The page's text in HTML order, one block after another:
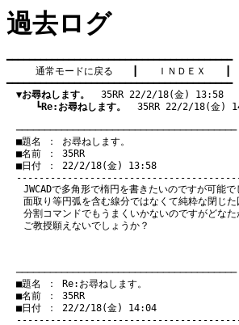
過去ログ
Ｐａｇｅ
━━━━━━━━━━━━━━━━━━━━━━━━━━━━━━━━━━━━━━━━
通常モードに戻る
ＩＮＤＥＸ
━━━━━━━━━━━━━━━━━━━━━━━━━━━━━━━━━━━━━━━━
▼お尋ねします。
  35RR 22/2/18(金) 13:58
┗Re:お尋ねします。
35RR 22/2/18(金)
───────────────────────────────────────
■題名 ： お尋ねします。
■名前 ： 35RR
■日付 ： 22/2/18(金) 13:58
JWCADで多角形で楕円を書きたいのですが可能で
面取り等円弧を含む線分ではなくて純粋な閉じ
分割コマンドでもうまくいかないのですがどな
ご教授願えないでしょうか？
───────────────────────────────────────
■題名 ： Re:お尋ねします。
■名前 ： 35RR
■日付 ： 22/2/18(金) 14:04